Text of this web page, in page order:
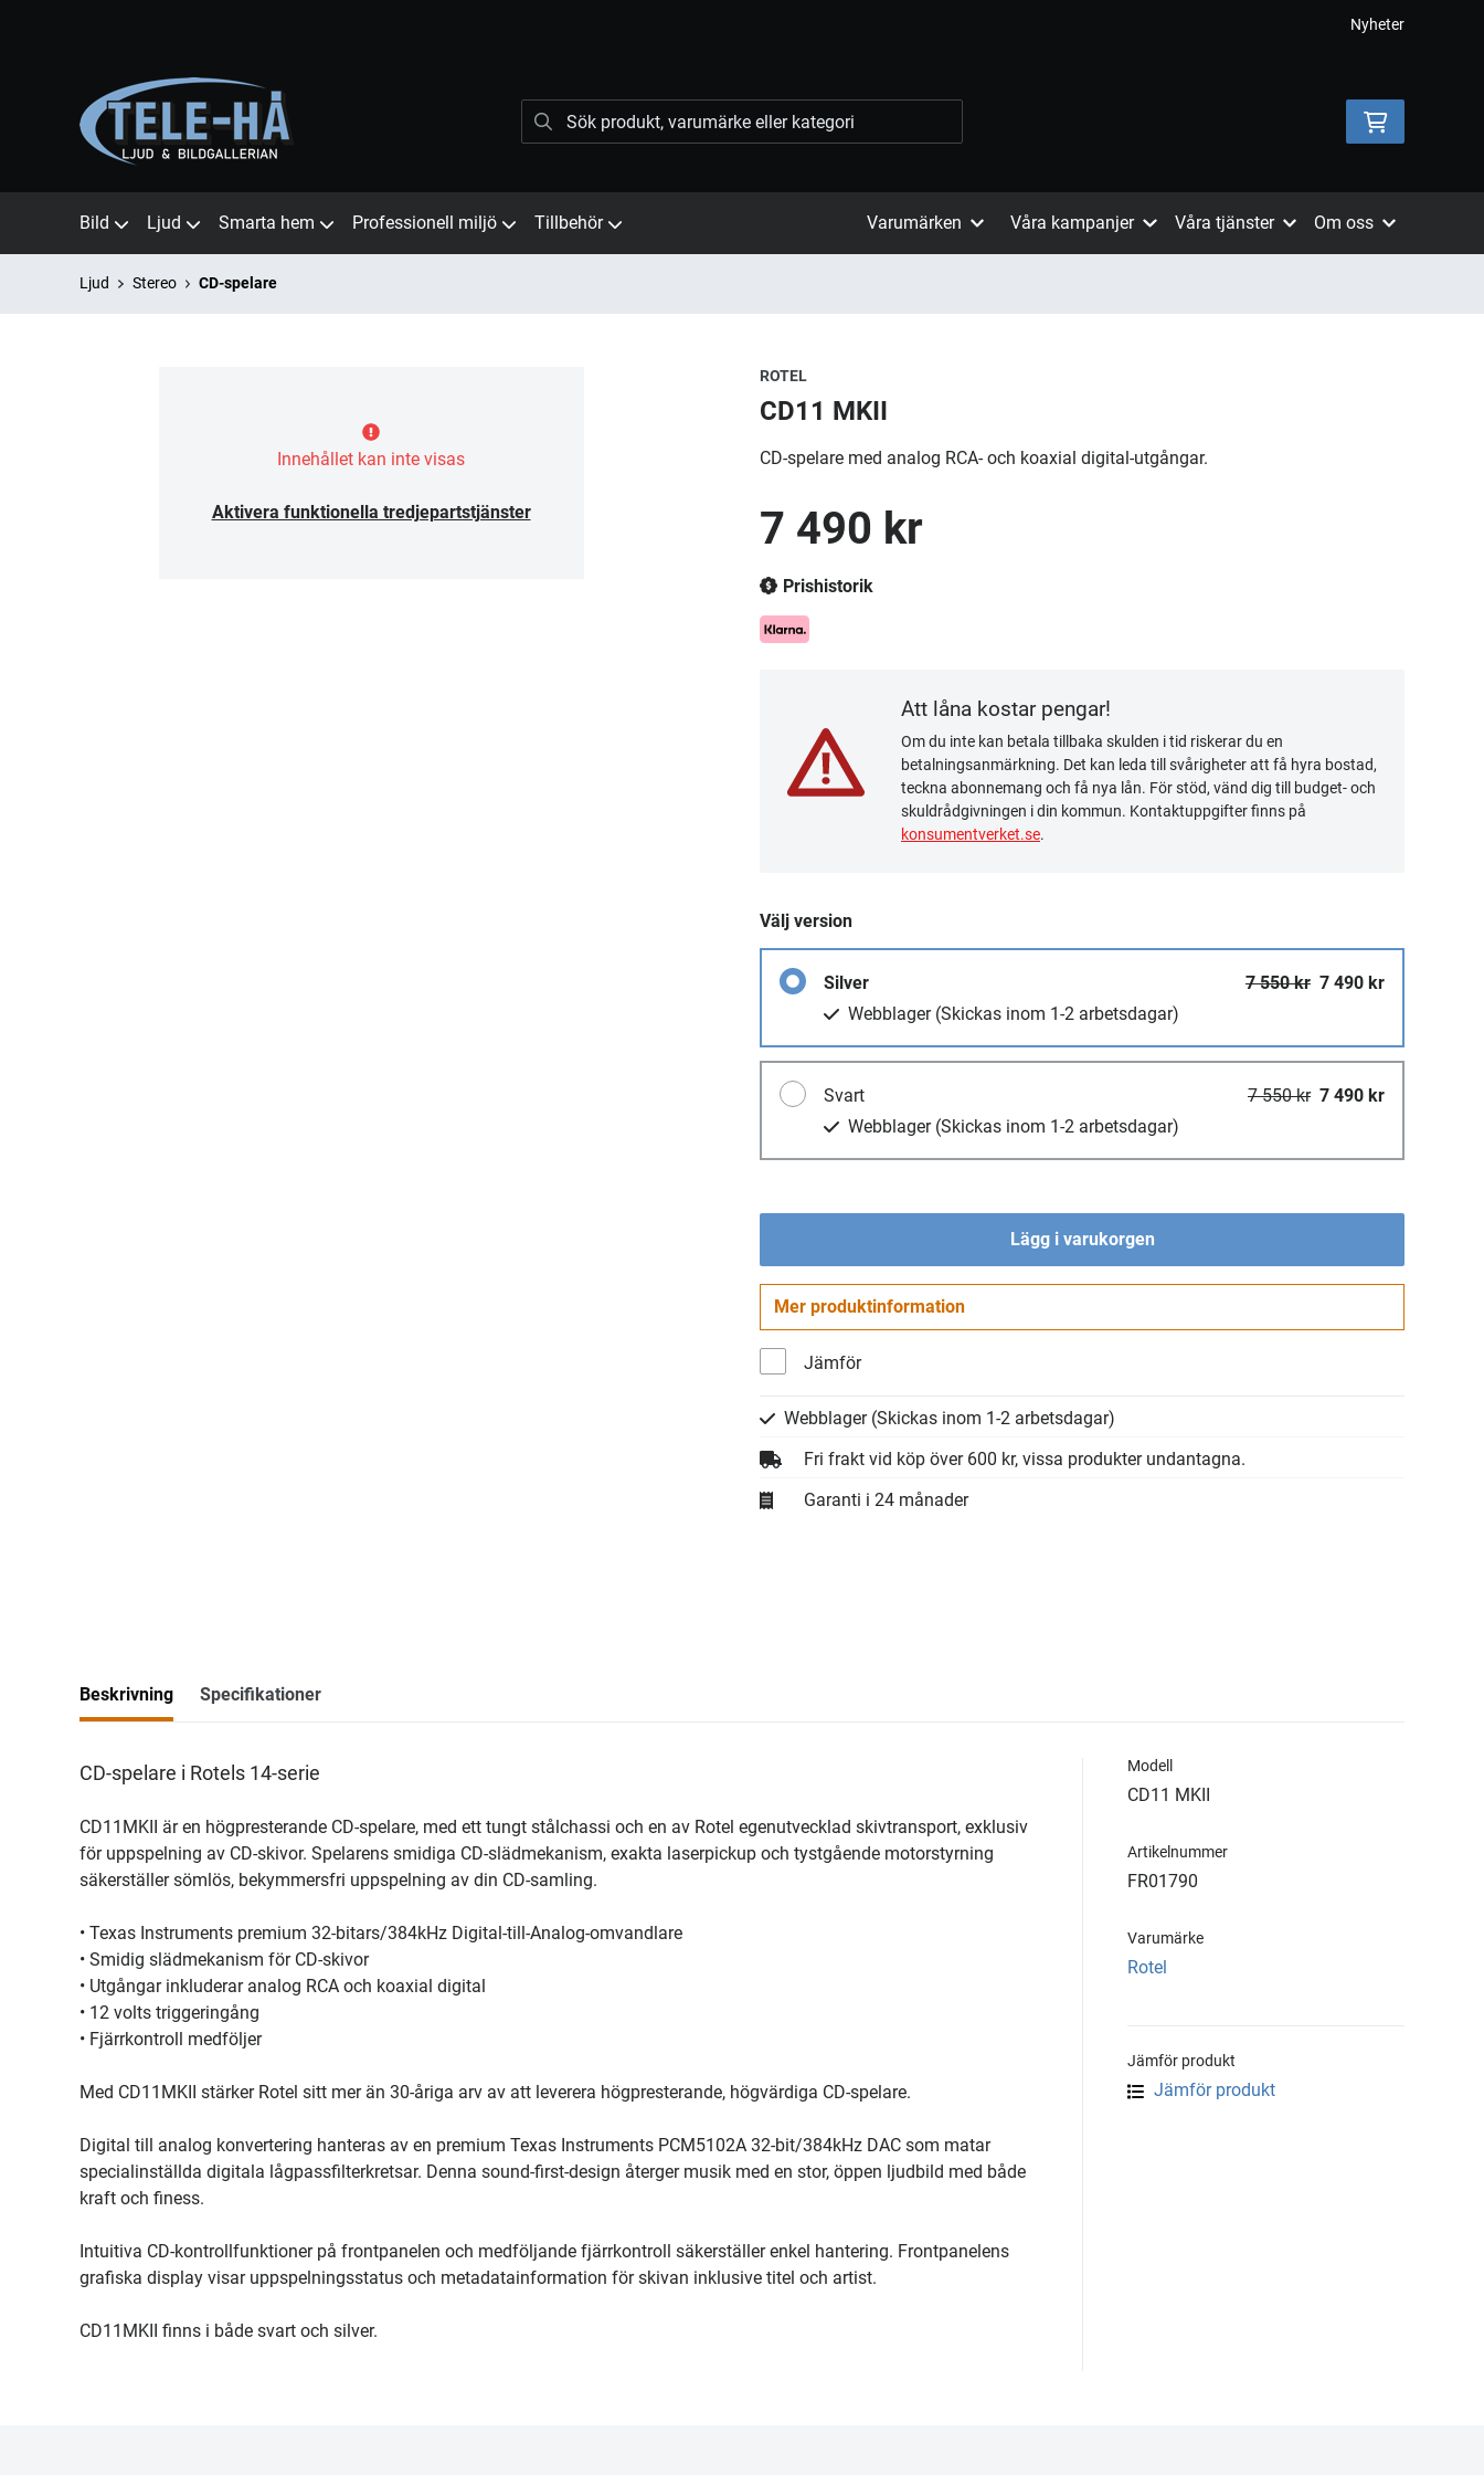
Nyheter
Bild Ljud Smarta hem Professionell miljö Tillbehör Varumärken Våra kampanjer Våra tjänster Om oss
Ljud Stereo CD-spelare
Innehållet kan inte visas
Aktivera funktionella tredjepartstjänster
ROTEL
CD11 MKII
CD-spelare med analog RCA- och koaxial digital-utgångar.
7 490 kr
Prishistorik
Att låna kostar pengar!
Om du inte kan betala tillbaka skulden i tid riskerar du en
betalningsanmärkning. Det kan leda till svårigheter att få hyra bostad,
teckna abonnemang och få nya lån. För stöd, vänd dig till budget- och
skuldrådgivningen i din kommun. Kontaktuppgifter finns på
konsumentverket.se.
Välj version
Silver 7 490 kr
7 550 kr
Webblager (Skickas inom 1-2 arbetsdagar)
Svart 7 490 kr
7 550 kr
Webblager (Skickas inom 1-2 arbetsdagar)
Lägg i varukorgen
Mer produktinformation
Jämför
Webblager (Skickas inom 1-2 arbetsdagar)
Fri frakt vid köp över 600 kr, vissa produkter undantagna.
Garanti i 24 månader
Beskrivning Specifikationer
CD-spelare i Rotels 14-serie
CD11MKII är en högpresterande CD-spelare, med ett tungt stålchassi och en av Rotel egenutvecklad skivtransport, exklusiv
för uppspelning av CD-skivor. Spelarens smidiga CD-slädmekanism, exakta laserpickup och tystgående motorstyrning
säkerställer sömlös, bekymmersfri uppspelning av din CD-samling.
• Texas Instruments premium 32-bitars/384kHz Digital-till-Analog-omvandlare
• Smidig slädmekanism för CD-skivor
• Utgångar inkluderar analog RCA och koaxial digital
• 12 volts triggeringång
• Fjärrkontroll medföljer
Med CD11MKII stärker Rotel sitt mer än 30-åriga arv av att leverera högpresterande, högvärdiga CD-spelare.
Digital till analog konvertering hanteras av en premium Texas Instruments PCM5102A 32-bit/384kHz DAC som matar
specialinställda digitala lågpassfilterkretsar. Denna sound-first-design återger musik med en stor, öppen ljudbild med både
kraft och finess.
Intuitiva CD-kontrollfunktioner på frontpanelen och medföljande fjärrkontroll säkerställer enkel hantering. Frontpanelens
grafiska display visar uppspelningsstatus och metadatainformation för skivan inklusive titel och artist.
CD11MKII finns i både svart och silver.
Modell
CD11 MKII
Artikelnummer
FR01790
Varumärke
Rotel
Jämför produkt
Jämför produkt